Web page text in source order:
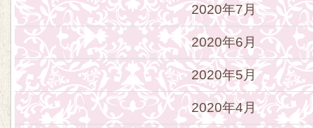
2020年7月
2020年6月
2020年5月
2020年4月